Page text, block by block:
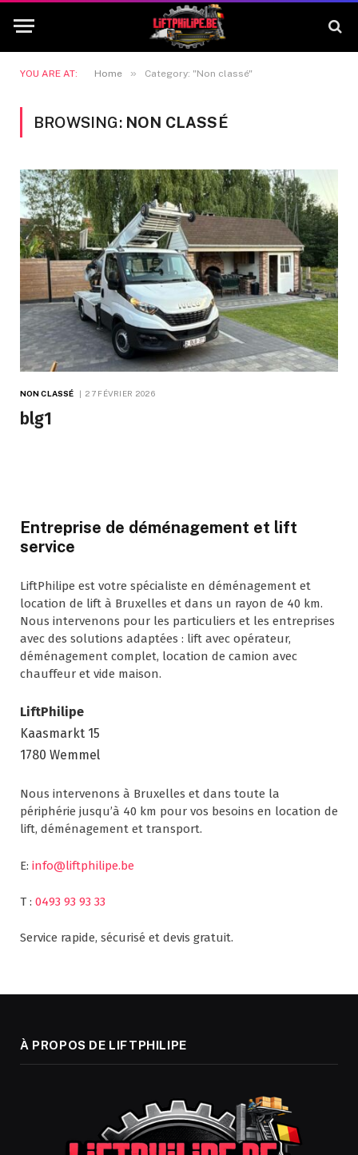
YOU ARE AT: Home » Category: "Non classé"
BROWSING: NON CLASSÉ
NON CLASSÉ 27 FÉVRIER 2026
blg1
Entreprise de déménagement et lift
service
LiftPhilipe est votre spécialiste en déménagement et
location de lift à Bruxelles et dans un rayon de 40 km.
Nous intervenons pour les particuliers et les entreprises
avec des solutions adaptées : lift avec opérateur,
déménagement complet, location de camion avec
chauffeur et vide maison.
LiftPhilipe
Kaasmarkt 15
1780 Wemmel
Nous intervenons à Bruxelles et dans toute la
périphérie jusqu’à 40 km pour vos besoins en location de
lift, déménagement et transport.
E: info@liftphilipe.be
T : 0493 93 93 33
Service rapide, sécurisé et devis gratuit.
À PROPOS DE LIFTPHILIPE